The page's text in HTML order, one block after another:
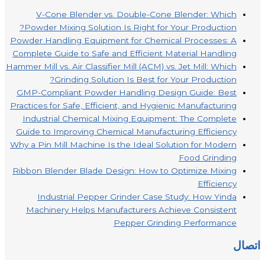
V-Cone Blender vs. Double-Cone Blender: Which
Powder Mixing Solution Is Right for Your Production?
Powder Handling Equipment for Chemical Processes: A
Complete Guide to Safe and Efficient Material Handling
Hammer Mill vs. Air Classifier Mill (ACM) vs. Jet Mill: Which
Grinding Solution Is Best for Your Production?
GMP-Compliant Powder Handling Design Guide: Best
Practices for Safe, Efficient, and Hygienic Manufacturing
Industrial Chemical Mixing Equipment: The Complete
Guide to Improving Chemical Manufacturing Efficiency
Why a Pin Mill Machine Is the Ideal Solution for Modern
Food Grinding
Ribbon Blender Blade Design: How to Optimize Mixing
Efficiency
Industrial Pepper Grinder Case Study: How Yinda
Machinery Helps Manufacturers Achieve Consistent
Pepper Grinding Performance
اتصال